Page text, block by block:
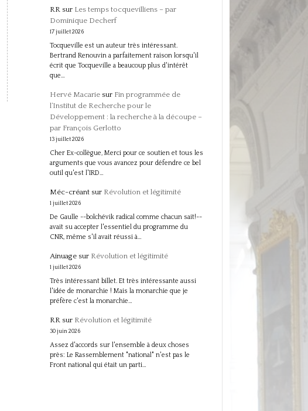
RRsur Les temps tocquevilliens – par
Dominique Decherf
17 juillet 2026
Tocqueville est un auteur très intéressant.
Bertrand Renouvin a parfaitement raison lorsqu'il
écrit que Tocqueville a beaucoup plus d'intérêt
que…
Hervé Macariesur Fin programmée de
l’Institut de Recherche pour le
Développement : la recherche à la découpe –
par François Gerlotto
13 juillet 2026
Cher Ex-collègue, Merci pour ce soutien et tous les
arguments que vous avancez pour défendre ce bel
outil qu'est l'IRD…
Méc-créantsur Révolution et légitimité
1 juillet 2026
De Gaulle --bolchévik radical comme chacun sait!--
avait su accepter l'essentiel du programme du
CNR, même s'il avait réussi à…
Ainuagesur Révolution et légitimité
1 juillet 2026
Très intéressant billet. Et très intéressante aussi
l'idée de monarchie ! Mais la monarchie que je
préfère c'est la monarchie…
RRsur Révolution et légitimité
30 juin 2026
Assez d'accords sur l'ensemble à deux choses
près: Le Rassemblement "national" n'est pas le
Front national qui était un parti…